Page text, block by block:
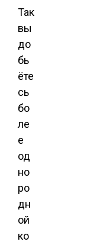
Так
вы
до
бь
ёте
сь
бо
ле
е
од
но
ро
дн
ой
ко